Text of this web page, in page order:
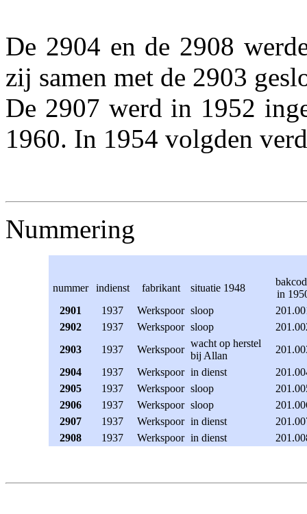
De 2904 en de 2908
zij samen met de 2903
De 2907 werd in 1952
1960. In 1954 volgden
Nummering
nummer indienst fabrikant situatie 1948
in
2901
1937 Werkspoor sloop
2902
1937 Werkspoor sloop
2903
1937 Werkspoor
wacht op herstel
bij Allan
2904
1937 Werkspoor in dienst
2905
1937 Werkspoor sloop
2906
1937 Werkspoor sloop
2907
1937 Werkspoor in dienst
2908
1937 Werkspoor in dienst